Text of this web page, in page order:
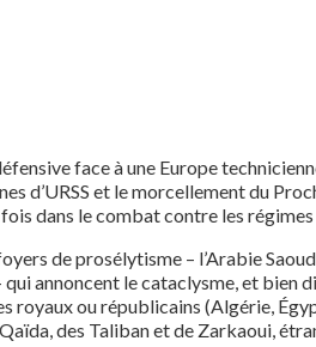
face à une Europe
d’URSS et le morcellement du
dans le combat contre les
de prosélytisme – l’Arabie
annoncent le cataclysme, et bien
royaux ou républicains (Algérie,
des Taliban et de Zarkaoui,